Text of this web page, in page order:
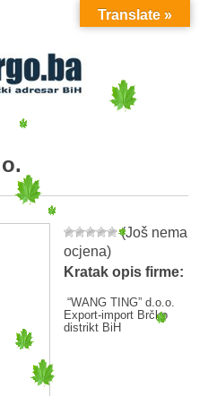
MENU
(Još nema
ocjena)
Kratak opis firme:
“WANG TING” d.o.o.
Export-import Brčko
distrikt BiH
Translate »